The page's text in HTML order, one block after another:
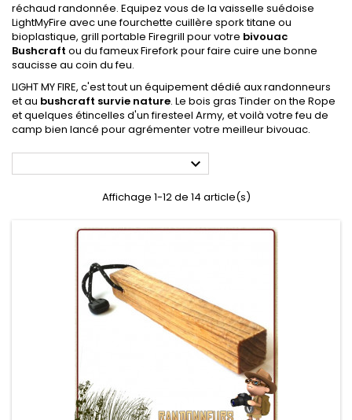
réchaud randonnée. Equipez vous de la vaisselle suédoise
LightMyFire avec une fourchette cuillère spork titane ou
bioplastique, grill portable Firegrill pour votre bivouac
Bushcraft ou du fameux Firefork pour faire cuire une bonne
saucisse au coin du feu.
LIGHT MY FIRE, c'est tout un équipement dédié aux randonneurs
et au bushcraft survie nature. Le bois gras Tinder on the Rope
et quelques étincelles d'un firesteel Army, et voilà votre feu de
camp bien lancé pour agrémenter votre meilleur bivouac.

Affichage 1-12 de 14 article(s)